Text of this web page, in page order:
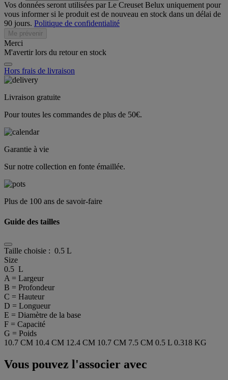
Vos données seront utilisées par Le Creuset Belux uniquement pour
vous informer si le produit est de nouveau en stock dans un délai de
90 jours. Politique de confidentialité
Me prévenir
Merci
M'avertir lors du retour en stock
Hors frais de livraison
Livraison gratuite
Pour toutes les commandes de plus de 50€.
Garantie à vie
Sur notre collection en fonte émaillée.
Plus de 100 ans de savoir-faire
Guide des tailles
Taille choisie : 0.5 L
Size
0.5 L
A = Largeur
B = Profondeur
C = Hauteur
D = Longueur
E = Diamètre de la base
F = Capacité
G = Poids
10.7 CM 10.4 CM 12.4 CM 10.7 CM 7.5 CM 0.5 L 0.318 KG
Vous pouvez l'associer avec